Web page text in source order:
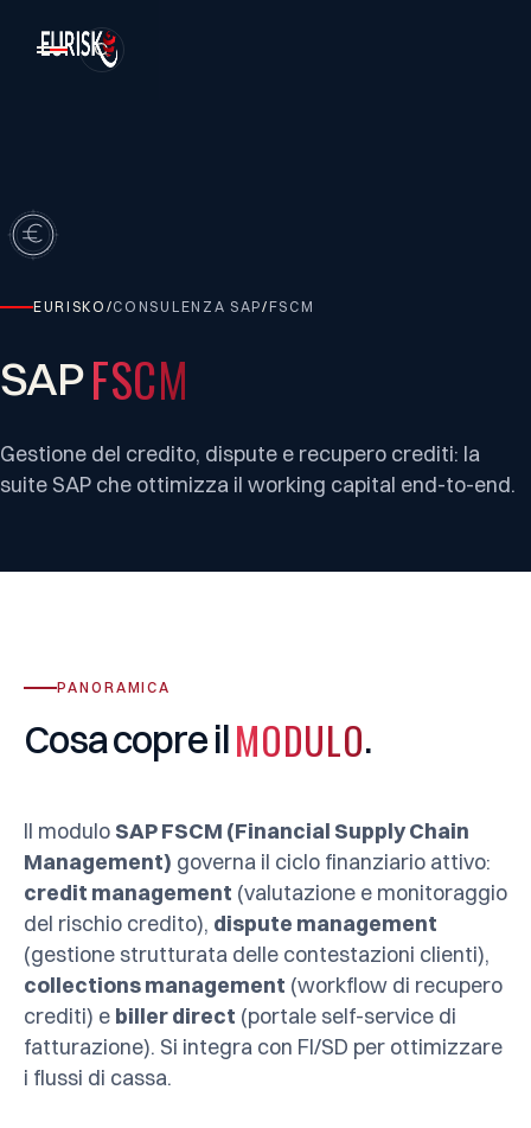
EURISKO /CONSULENZA SAP/ FSCM
SAPFSCM
Gestione del credito, dispute e recupero crediti: la
suite SAP che ottimizza il working capital end-to-end.
PANORAMICA
CosacopreilMODULO.
Il modulo SAP FSCM (Financial Supply Chain
Management) governa il ciclo finanziario attivo:
credit management (valutazione e monitoraggio
del rischio credito), dispute management
(gestione strutturata delle contestazioni clienti),
collections management (workflow di recupero
crediti) e biller direct (portale self-service di
fatturazione). Si integra con FI/SD per ottimizzare
i flussi di cassa.